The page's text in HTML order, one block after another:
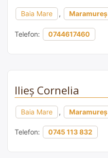
Baia Mare , Maramureș
Telefon: 0744617460
Ilieș Cornelia
Baia Mare , Maramureș
Telefon: 0745 113 832